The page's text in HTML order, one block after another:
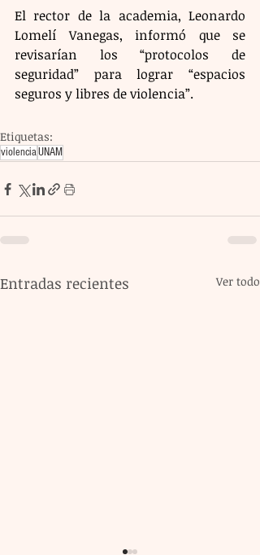
El rector de la academia, Leonardo
Lomelí Vanegas, informó que se
revisarían los “protocolos de
seguridad” para lograr “espacios
seguros y libres de violencia”.
Etiquetas:
violenciaUNAM
Entradas recientes Ver todo